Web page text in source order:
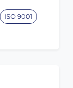
ISO 9001